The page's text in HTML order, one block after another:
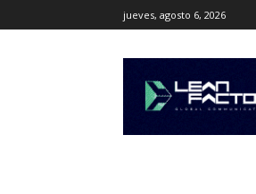
jueves, agosto 6, 2026